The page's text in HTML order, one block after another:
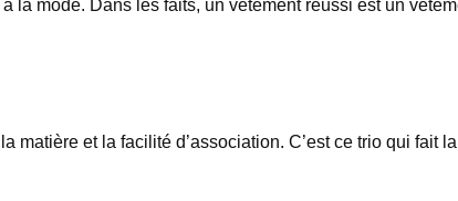
la mode. Dans les faits, un vêtement réussi est un
et la facilité d’association. C’est ce trio qui fait